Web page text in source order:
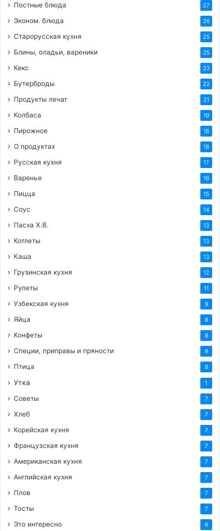
Постные блюда 27
Эконом. блюда 26
Старорусская кухня 25
Блины, оладьи, вареники 25
Кекс 23
Бутерброды 22
Продукты лечат 21
Колбаса 19
Пирожное 18
О продуктах 18
Русская кухня 17
Варенье 16
Пицца 15
Соус 14
Пасха Х.В. 13
Котлеты 13
Каша 13
Грузинская кухня 12
Рулеты 11
Узбекская кухня 9
Яйца 8
Конфеты 8
Специи, приправы и пряности 8
Птица 8
Утка 1
Советы 7
Хлеб 7
Корейская кухня 7
Французская кухня 7
Американская кухня 7
Английская кухня 7
Плов 7
Тосты 7
Это интересно 6